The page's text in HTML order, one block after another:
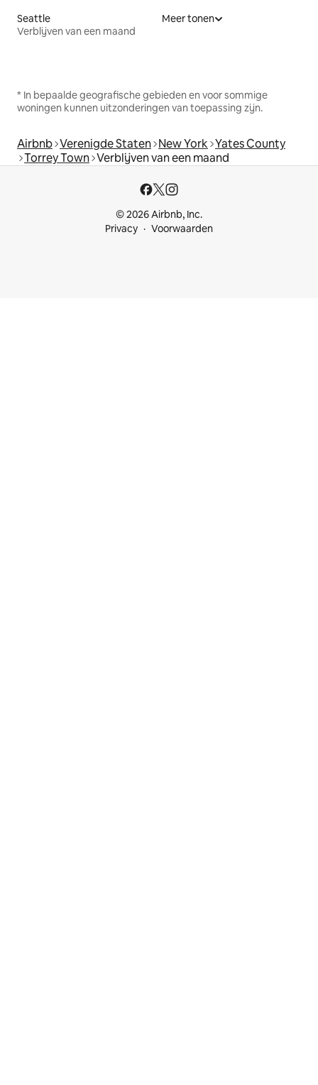
Seattle
Verblijven van een maand
Meer tonen
* In bepaalde geografische gebieden en voor sommige
woningen kunnen uitzonderingen van toepassing zijn.
Airbnb Verenigde Staten New York Yates County
Torrey Town Verblijven van een maand
© 2026 Airbnb, Inc.
Privacy
Voorwaarden